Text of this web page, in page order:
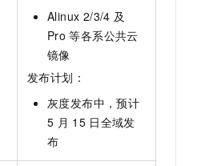
Alinux 2/3/4 及
Pro 等各系公共云
镜像
发布计划：
灰度发布中，预计
5 月 15 日全域发
布
生应用
件的智能体编程平台
企业级人与Agent协作平台，接入和调度多个数字员工
索、识别商机，让客服更高效、服务更出色。
序